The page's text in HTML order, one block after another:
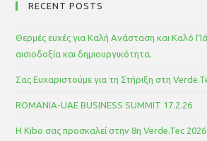
RECENT POSTS
Θερμές ευχές για Καλή Ανάσταση και Καλό
αισιοδοξία και δημιουργικότητα.
Σας Ευχαριστούμε για τη Στήριξη στη
ROMANIA-UAE BUSINESS SUMMIT 17.2.26
Η Kibo σας προσκαλεί στην 8η Verde.Tec 2026